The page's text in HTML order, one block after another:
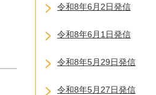
令和8年6月2日発信
令和8年6月1日発信
令和8年5月29日発信
令和8年5月27日発信